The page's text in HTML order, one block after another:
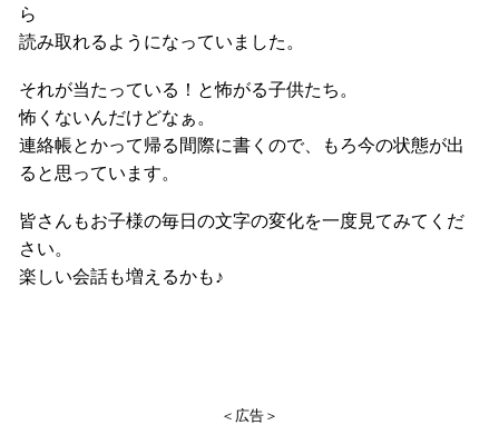
ら
読み取れるようになっていました。
それが当たっている！と怖がる子供たち。
怖くないんだけどなぁ。
連絡帳とかって帰る間際に書くので、もろ今の状態が出
ると思っています。
皆さんもお子様の毎日の文字の変化を一度見てみてくだ
さい。
楽しい会話も増えるかも♪
＜広告＞